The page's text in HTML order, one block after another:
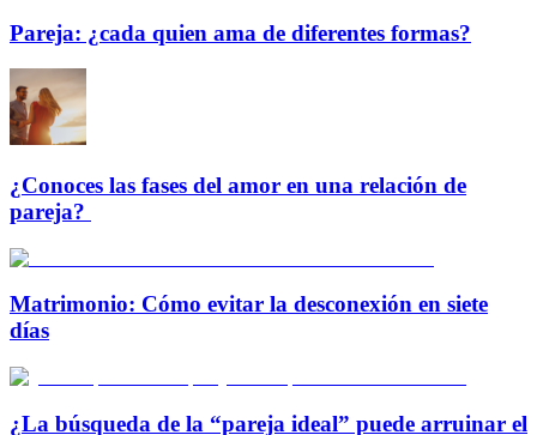
Pareja: ¿cada quien ama de diferentes formas?
¿Conoces las fases del amor en una relación de
pareja?
Matrimonio: Cómo evitar la desconexión en siete
días
¿La búsqueda de la “pareja ideal” puede arruinar el